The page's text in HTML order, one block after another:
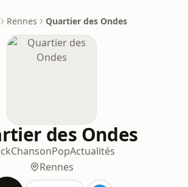
Rennes Quartier des Ondes
des Ondes
ChansonPopActualités
Rennes